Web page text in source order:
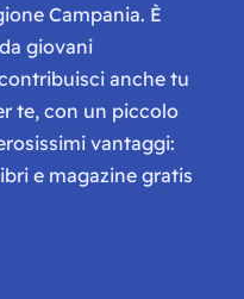
Campania. È
giovani
anche tu
te, con un piccolo
vantaggi:
e magazine gratis